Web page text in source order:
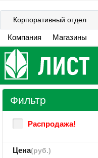
Корпоративный отдел
Компания Магазины
Фильтр
Распродажа!
Цена(руб.)